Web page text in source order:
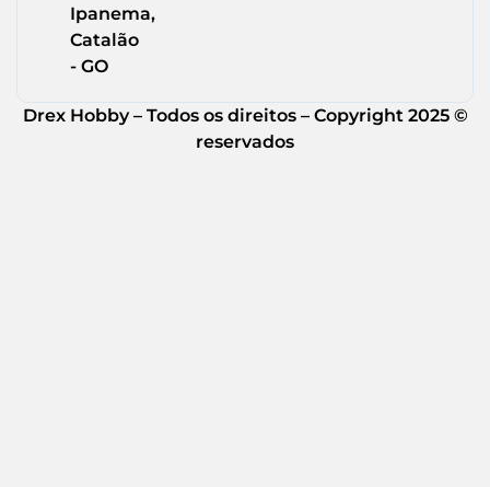
Ipanema,
Catalão
- GO
Drex Hobby – Todos os direitos – Copyright 2025 ©
reservados